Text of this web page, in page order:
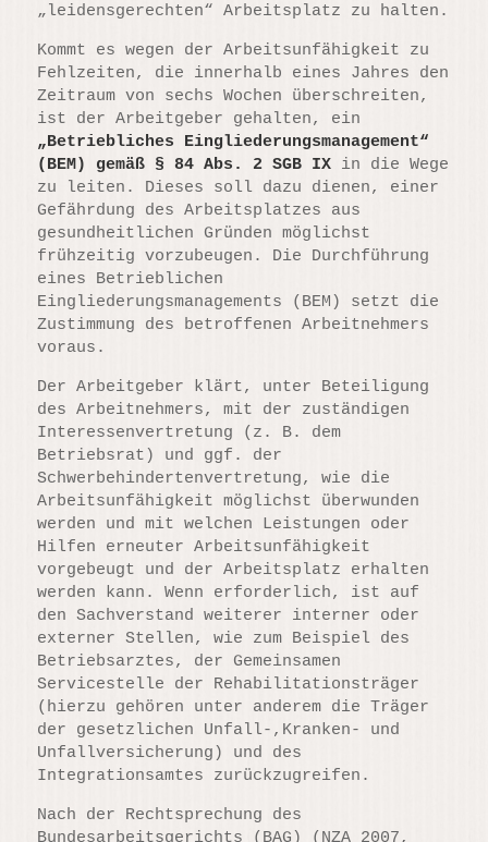
„leidensgerechten“ Arbeitsplatz zu halten.
Kommt es wegen der Arbeitsunfähigkeit zu
Fehlzeiten, die innerhalb eines Jahres den
Zeitraum von sechs Wochen überschreiten,
ist der Arbeitgeber gehalten, ein
„Betriebliches Eingliederungsmanagement“
(BEM) gemäß § 84 Abs. 2 SGB IX in die Wege
zu leiten. Dieses soll dazu dienen, einer
Gefährdung des Arbeitsplatzes aus
gesundheitlichen Gründen möglichst
frühzeitig vorzubeugen. Die Durchführung
eines Betrieblichen
Eingliederungsmanagements (BEM) setzt die
Zustimmung des betroffenen Arbeitnehmers
voraus.
Der Arbeitgeber klärt, unter Beteiligung
des Arbeitnehmers, mit der zuständigen
Interessenvertretung (z. B. dem
Betriebsrat) und ggf. der
Schwerbehindertenvertretung, wie die
Arbeitsunfähigkeit möglichst überwunden
werden und mit welchen Leistungen oder
Hilfen erneuter Arbeitsunfähigkeit
vorgebeugt und der Arbeitsplatz erhalten
werden kann. Wenn erforderlich, ist auf
den Sachverstand weiterer interner oder
externer Stellen, wie zum Beispiel des
Betriebsarztes, der Gemeinsamen
Servicestelle der Rehabilitationsträger
(hierzu gehören unter anderem die Träger
der gesetzlichen Unfall-,Kranken- und
Unfallversicherung) und des
Integrationsamtes zurückzugreifen.
Nach der Rechtsprechung des